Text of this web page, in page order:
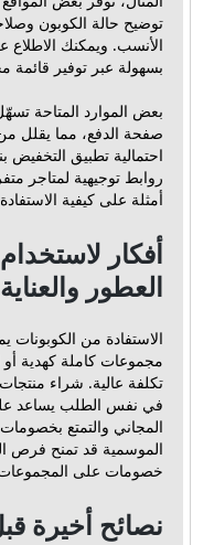
توضيح حالة الكوبون
الأنسب. ويمكنك
بسهولة عبر توفير قائمة
بعض الموارد المتاحة
صفحة الدفع، مما يقلل
احتمالية تطبيق التخفيض
روابط توجيهية لمتاجر
أمثلة على كيفية
أفكار
العطور والعناية
الاستفادة من الكوبونات
مجموعات كاملة كهدية أو
تكلفة عالية. شراء
في نفس الطلب يساعد
المجاني والتمتع
الموسمية قد تمنح فرص
خصومات على المجموعات
نصائح أخيرة